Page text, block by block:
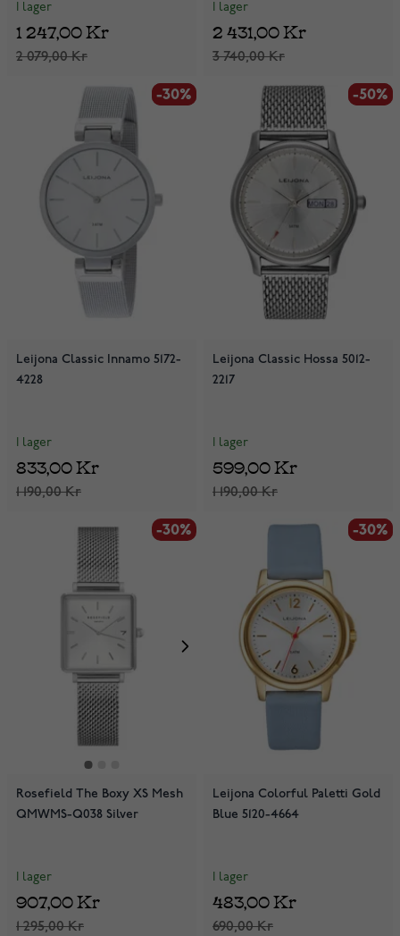
I lager
2 079,00 Kr
1 247,00 Kr
I lager
3 740,00 Kr
2 431,00 Kr
-30%
-30%
Leijona Classic Innamo 5172-
4228
I lager
1 190,00 Kr
833,00 Kr
-50%
-50%
Leijona Classic Hossa 5012-
2217
I lager
1 190,00 Kr
599,00 Kr
-30%
Rosefield The Boxy XS Mesh
QMWMS-Q038 Silver
I lager
1 295,00 Kr
907,00 Kr
-30%
-30%
Leijona Colorful Paletti Gold
Blue 5120-4664
I lager
690,00 Kr
483,00 Kr